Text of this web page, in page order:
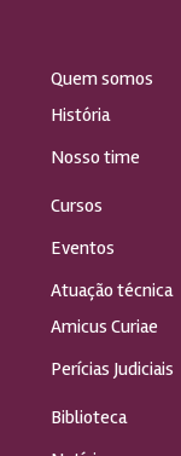
Quem somos
História
Nosso time
Cursos
Eventos
Atuação técnica
Amicus Curiae
Perícias Judiciais
Biblioteca